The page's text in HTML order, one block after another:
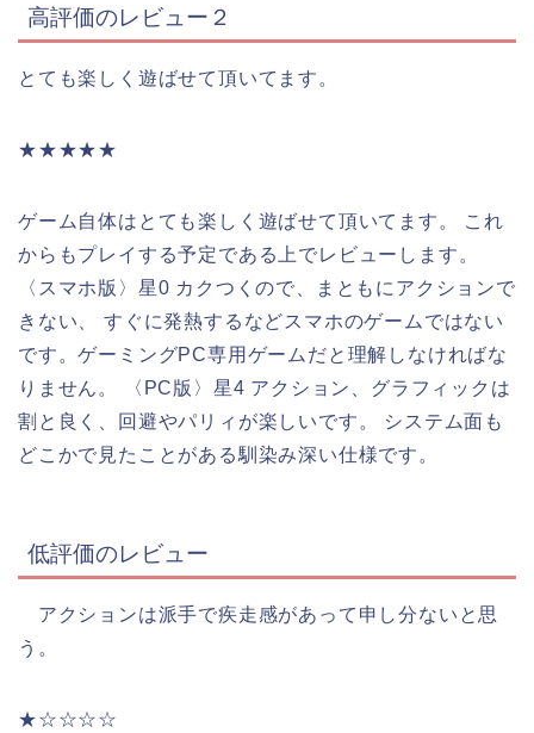
高評価のレビュー２
とても楽しく遊ばせて頂いてます。
★★★★★
ゲーム自体はとても楽しく遊ばせて頂いてます。 これ
からもプレイする予定である上でレビューします。
〈スマホ版〉星0 カクつくので、まともにアクションで
きない、 すぐに発熱するなどスマホのゲームではない
です。ゲーミングPC専用ゲームだと理解しなければな
りません。 〈PC版〉星4 アクション、グラフィックは
割と良く、回避やパリィが楽しいです。 システム面も
どこかで見たことがある馴染み深い仕様です。
低評価のレビュー
アクションは派手で疾走感があって申し分ないと思
う。
★☆☆☆☆